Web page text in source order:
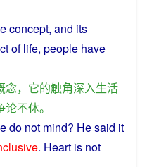
concept, and its
of life, people have
念， 它的触角深入生活
论不休。
do not mind? Hesaid it
. Heart is not